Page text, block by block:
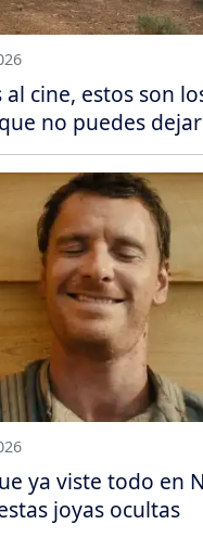
al cine, estos son
no puedes
ya viste todo en
joyas ocultas